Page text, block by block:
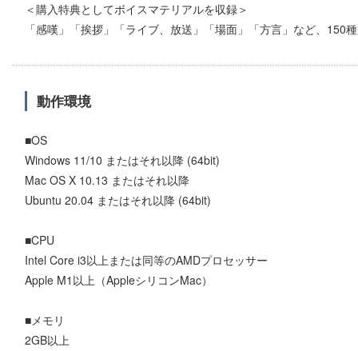
＜購入特典としてボイスマテリアルを収録＞
「感嘆」「挨拶」「ライブ、放送」「場面」「方言」など、150
動作環境
■OS
Windows 11/10 またはそれ以降 (64bit)
Mac OS X 10.13 またはそれ以降
Ubuntu 20.04 またはそれ以降 (64bit)
■CPU
Intel Core i3以上または同等のAMDプロセッサー
Apple M1以上（AppleシリコンMac）
■メモリ
2GB以上